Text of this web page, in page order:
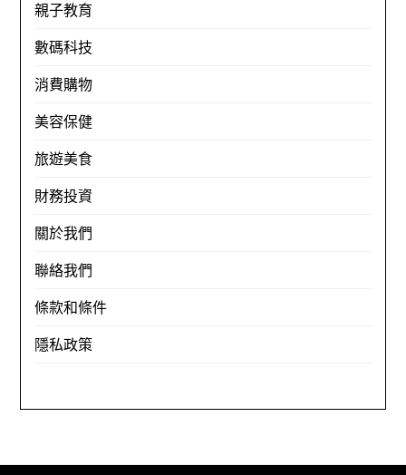
親子教育
數碼科技
消費購物
美容保健
旅遊美食
財務投資
關於我們
聯絡我們
條款和條件
隱私政策